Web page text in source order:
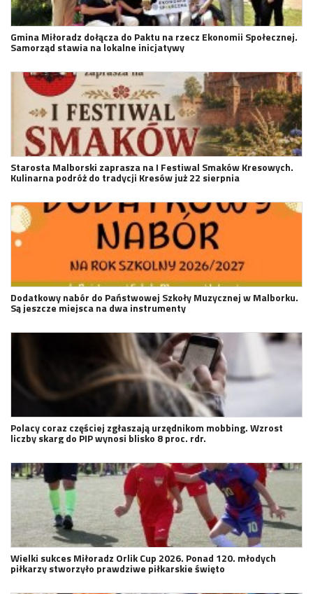
Gmina Miłoradz dołącza do Paktu na rzecz Ekonomii Społecznej.
Samorząd stawia na lokalne inicjatywy
Starosta Malborski zaprasza na I Festiwal Smaków Kresowych.
Kulinarna podróż do tradycji Kresów już 22 sierpnia
Dodatkowy nabór do Państwowej Szkoły Muzycznej w Malborku.
Są jeszcze miejsca na dwa instrumenty
Polacy coraz częściej zgłaszają urzędnikom mobbing. Wzrost
liczby skarg do PIP wynosi blisko 8 proc. rdr.
Wielki sukces Miłoradz Orlik Cup 2026. Ponad 120. młodych
piłkarzy stworzyło prawdziwe piłkarskie święto